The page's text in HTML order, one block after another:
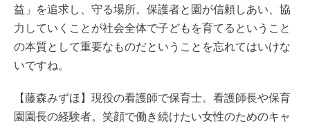
益」を追求し、守る場所。保護者と園が信頼しあい、協
力していくことが社会全体で子どもを育てるということ
の本質として重要なものだということを忘れてはいけな
いですね。
【藤森みずほ】現役の看護師で保育士。看護師長や保育
園園長の経験者。笑顔で働き続けたい女性のためのキャ